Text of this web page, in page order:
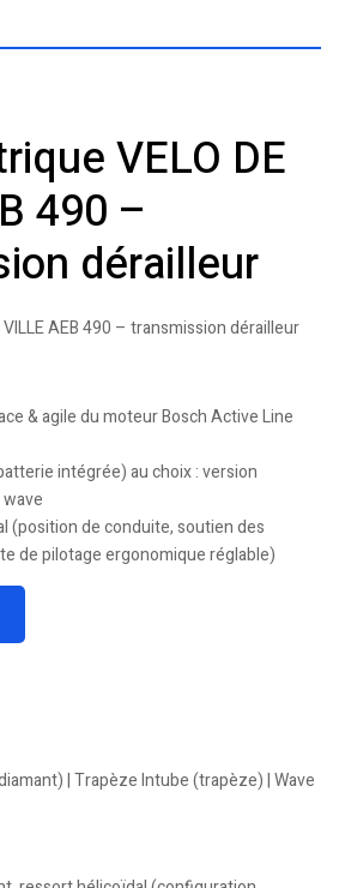
VELO DE
490 –
dérailleur
AEB 490 – transmission dérailleur
& agile du moteur Bosch Active Line
intégrée) au choix : version
(position de conduite, soutien des
de pilotage ergonomique réglable)
| Trapèze Intube (trapèze) | Wave